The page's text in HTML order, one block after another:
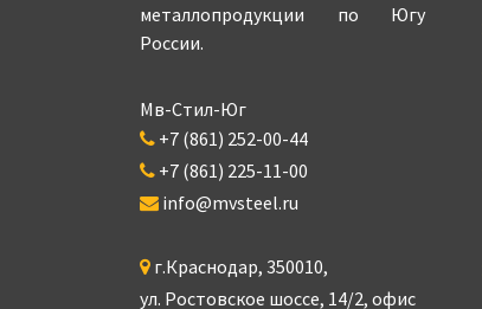
металлопродукции по Югу
России.
Мв-Стил-Юг
+7 (861) 252-00-44
+7 (861) 225-11-00
info@mvsteel.ru
г.Краснодар, 350010,
ул. Ростовское шоссе, 14/2, офис